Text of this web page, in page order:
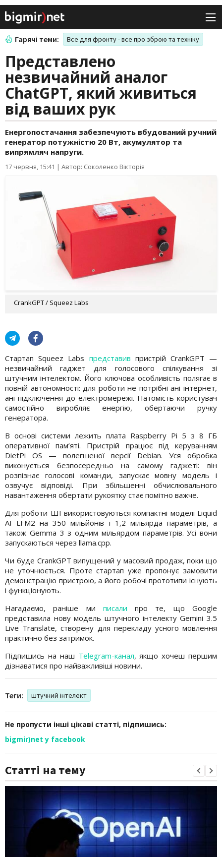
Гарячі теми: Все для фронту - все про зброю та техніку
Представлено
незвичайний аналог
ChatGPT, який живиться
від ваших рук
Енергопостачання забезпечують вбудований ручний
генератор потужністю 20 Вт, акумулятор та
випрямляч напруги.
17 червня, 15:41 | Автор: Соколенко Вікторія
CrankGPT / Squeez Labs
Стартап Squeez Labs представив пристрій CrankGPT —
незвичайний гаджет для голосового спілкування зі
штучним інтелектом. Його ключова особливість полягає в
повній автономності: для роботи не потрібні ані інтернет,
ані підключення до електромережі. Натомість користувач
самостійно виробляє енергію, обертаючи ручку
генератора.
В основі системи лежить плата Raspberry Pi 5 з 8 ГБ
оперативної пам’яті. Пристрій працює під керуванням
DietPi OS — полегшеної версії Debian. Уся обробка
виконується безпосередньо на самому гаджеті: він
розпізнає голосові команди, запускає мовну модель і
озвучує відповіді. При збільшенні обчислювального
навантаження обертати рукоятку стає помітно важче.
Для роботи ШІ використовуються компактні моделі Liquid
AI LFM2 на 350 мільйонів і 1,2 мільярда параметрів, а
також Gemma 3 з одним мільярдом параметрів. Усі вони
запускаються через llama.cpp.
Чи буде CrankGPT випущений у масовий продаж, поки що
не уточнюється. Проте стартап уже пропонує замовити
демонстрацію пристрою, а його робочі прототипи існують
і функціонують.
Нагадаємо, раніше ми писали про те, що Google
представила нову модель штучного інтелекту Gemini 3.5
Live Translate, створену для перекладу усного мовлення
практично без затримок.
Підпишись на наш Telegram-канал, якщо хочеш першим
дізнаватися про найважливіші новини.
Теги: штучний інтелект
Не пропусти інші цікаві статті, підпишись:
bigmir)net у facebook
Статті на тему